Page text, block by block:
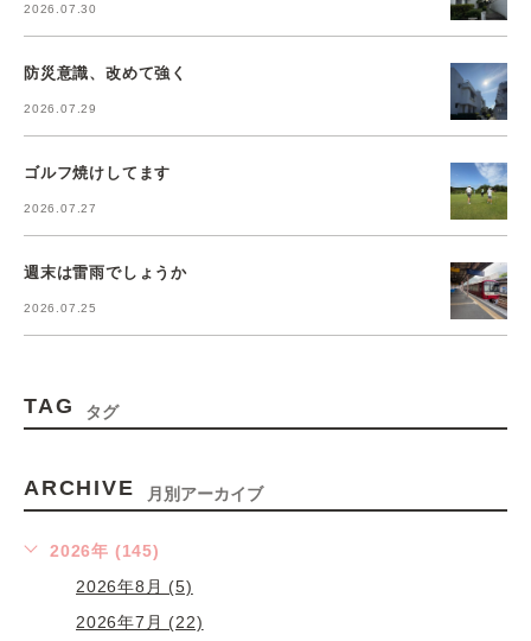
2026.07.30
防災意識、改めて強く
2026.07.29
ゴルフ焼けしてます
2026.07.27
週末は雷雨でしょうか
2026.07.25
TAG タグ
ARCHIVE 月別アーカイブ
2026年 (145)
2026年8月 (5)
2026年7月 (22)